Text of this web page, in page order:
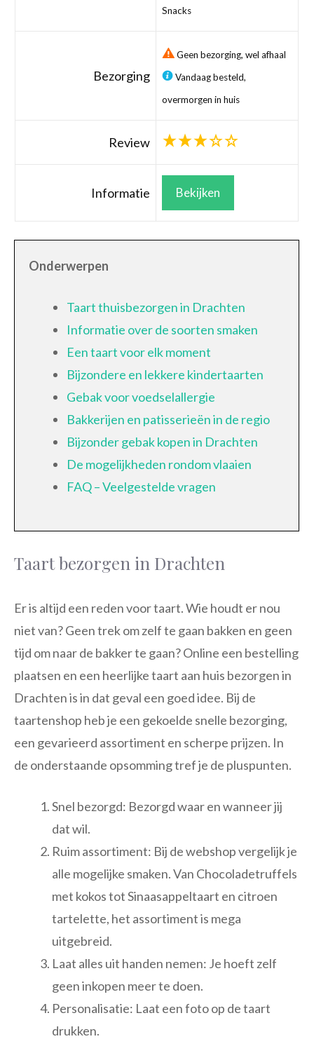
Snacks
Bezorging
Geen bezorging, wel afhaal
Vandaag besteld,
overmorgen in huis
Review
Informatie Bekijken
Onderwerpen
Taart thuisbezorgen in Drachten
Informatie over de soorten smaken
Een taart voor elk moment
Bijzondere en lekkere kindertaarten
Gebak voor voedselallergie
Bakkerijen en patisserieën in de regio
Bijzonder gebak kopen in Drachten
De mogelijkheden rondom vlaaien
FAQ – Veelgestelde vragen
Taart bezorgen in Drachten
Er is altijd een reden voor taart. Wie houdt er nou
niet van? Geen trek om zelf te gaan bakken en geen
tijd om naar de bakker te gaan? Online een bestelling
plaatsen en een heerlijke taart aan huis bezorgen in
Drachten is in dat geval een goed idee. Bij de
taartenshop heb je een gekoelde snelle bezorging,
een gevarieerd assortiment en scherpe prijzen. In
de onderstaande opsomming tref je de pluspunten.
Snel bezorgd: Bezorgd waar en wanneer jij
dat wil.
Ruim assortiment: Bij de webshop vergelijk je
alle mogelijke smaken. Van Chocoladetruffels
met kokos tot Sinaasappeltaart en citroen
tartelette, het assortiment is mega
uitgebreid.
Laat alles uit handen nemen: Je hoeft zelf
geen inkopen meer te doen.
Personalisatie: Laat een foto op de taart
drukken.